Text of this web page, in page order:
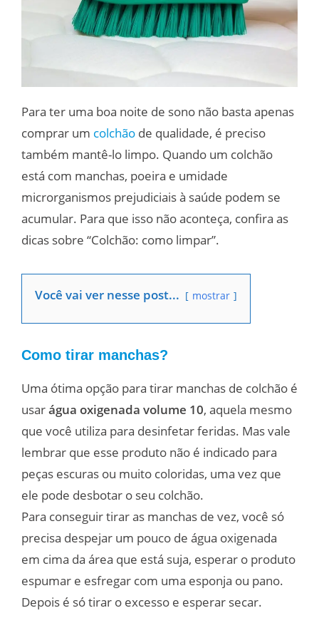
Para ter uma boa noite de sono não basta apenas
comprar um colchão de qualidade, é preciso
também mantê-lo limpo. Quando um colchão
está com manchas, poeira e umidade
microrganismos prejudiciais à saúde podem se
acumular. Para que isso não aconteça, confira as
dicas sobre “Colchão: como limpar”.
Você vai ver nesse post... mostrar
Como tirar manchas?
Uma ótima opção para tirar manchas de colchão é
usarágua oxigenada volume 10, aquela mesmo
que você utiliza para desinfetar feridas. Mas vale
lembrar que esse produto não é indicado para
peças escuras ou muito coloridas, uma vez que
ele pode desbotar o seu colchão.
Para conseguir tirar as manchas de vez, você só
precisa despejar um pouco de água oxigenada
em cima da área que está suja, esperar o produto
espumar e esfregar com uma esponja ou pano.
Depois é só tirar o excesso e esperar secar.